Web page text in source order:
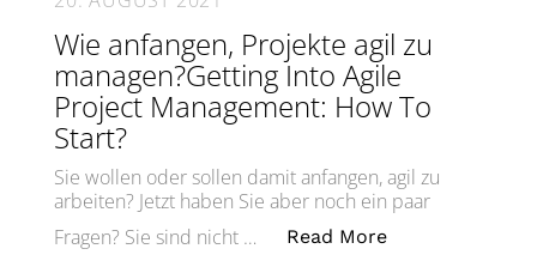
Wie anfangen, Projekte agil zu
managen?Getting Into Agile
Project Management: How To
Start?
Sie wollen oder sollen damit anfangen, agil zu
arbeiten? Jetzt haben Sie aber noch ein paar
Fragen? Sie sind nicht …
Read More„Wie